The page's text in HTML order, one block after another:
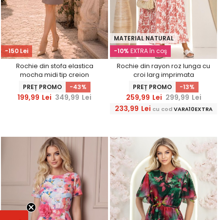
-150 Lei
Rochie din stofa elastica
mocha midi tip creion
accesorizata cu perle -
StarShinerS
PREȚ PROMO -43%
199,99 Lei 349,99 Lei
-10% EXTRA în coş
MATERIAL NATURAL
Rochie din rayon roz lunga cu
croi larg imprimata
PREȚ PROMO -13%
259,99 Lei 299,99 Lei
233,99 Lei cu codVARA10EXTRA